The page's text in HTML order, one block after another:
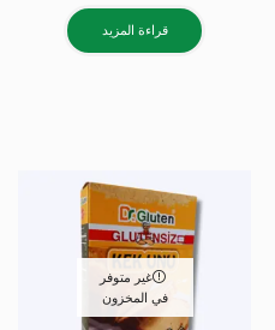
قراءة المزيد
غير متوفر
في المخزون